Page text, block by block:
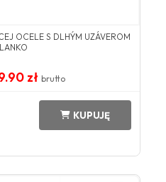
OCELE S DLHÝM UZÁVEROM
zł brutto
KUPUJĘ